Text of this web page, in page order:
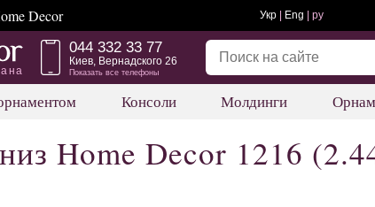
Decor Укр Eng | ру
044 332 33 77
Киев, Вернадского 26
Показать все телефоны
Консоли Молдинги
Home Decor 1216